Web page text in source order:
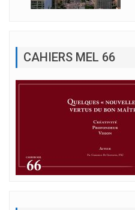
CAHIERS MEL 66